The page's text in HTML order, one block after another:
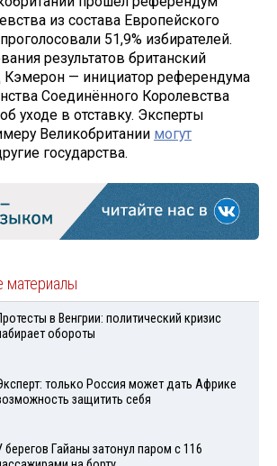
из состава Европейского
51,9% избирателей.
результатов британский
— инициатор референдума
Соединённого Королевства
уходе в отставку. Эксперты
Великобритании могут
государства.
в Венгрии: политический кризис
обороты
только Россия может дать Африке
защитить себя
берегов Гайаны затонул паром с 116